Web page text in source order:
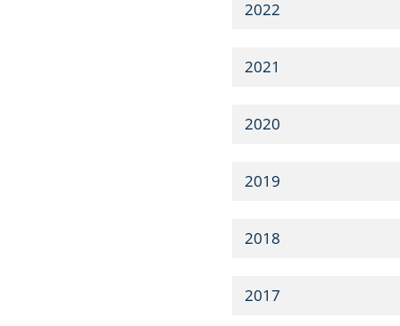
2022
2021
2020
2019
2018
2017